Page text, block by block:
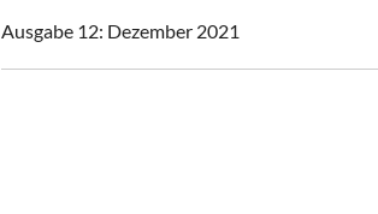
Ausgabe 12: Dezember 2021